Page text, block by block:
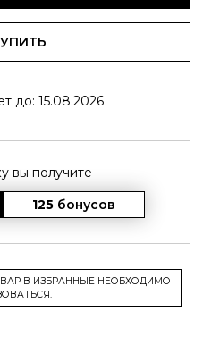
до: 15.08.2026
вы получите
125 бонусов
В ИЗБРАННЫЕ НЕОБХОДИМО